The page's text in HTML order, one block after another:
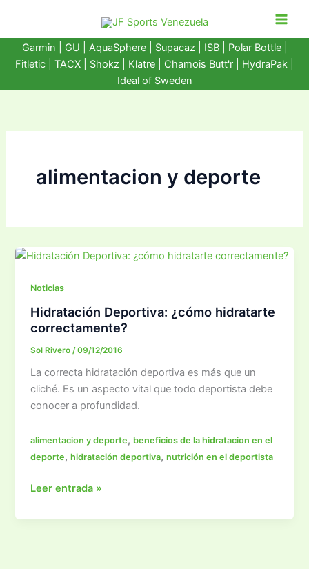
contenido
Garmin GU AquaSphere| Supacaz | ISB | Polar Bottle|
Fitletic
TACX Shokz Klatre Chamois Butt'r HydraPak
Ideal of Sweden
alimentacion y deporte
Noticias
Hidratación Deportiva: ¿cómo hidratarte
correctamente?
Sol Rivero /09/12/2016
La correcta hidratación deportiva es más que un
cliché. Es un aspecto vital que todo deportista debe
conocer a profundidad.
alimentacion y deporte, beneficios de la hidratacion en el
deporte,hidratación deportiva,nutrición en el deportista
Hidratación
¿cómo
Leer entrada »